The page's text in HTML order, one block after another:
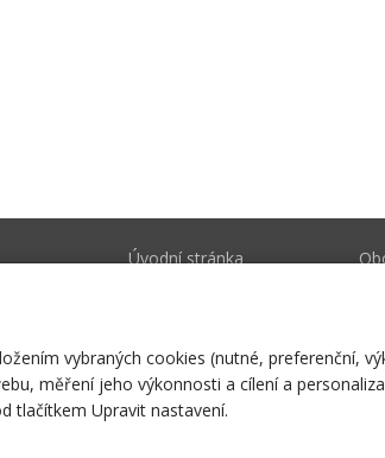
Úvodní stránka
vybraných cookies (nutné, preferenční,
měření jeho výkonnosti a cílení a
tlačítkem Upravit nastavení.